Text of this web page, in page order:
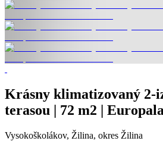
Krásny klimatizovaný 2-
terasou | 72 m2 |
Vysokoškolákov, Žilina, okres Žilina